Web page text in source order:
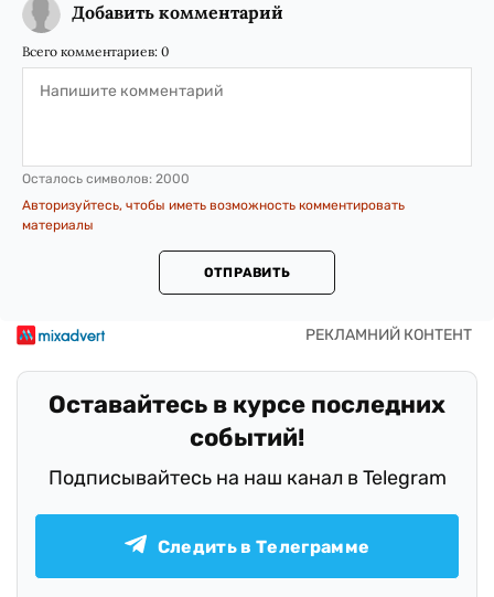
Добавить комментарий
Всего комментариев: 0
Осталось символов: 2000
Авторизуйтесь, чтобы иметь возможность комментировать
материалы
ОТПРАВИТЬ
Оставайтесь в курсе последних
событий!
Подписывайтесь на наш канал в Telegram
Следить в Телеграмме